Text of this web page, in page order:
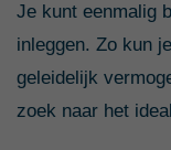
Je kunt eenmalig
inleggen. Zo kun
geleidelijk
zoek naar het